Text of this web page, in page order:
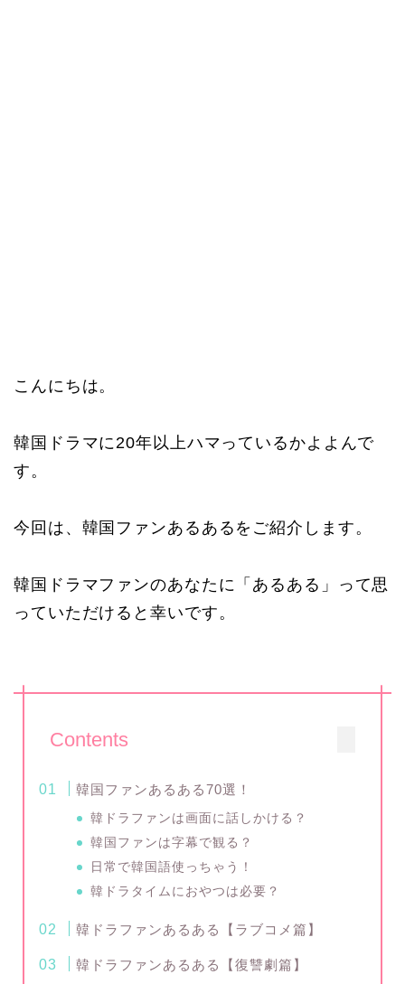
こんにちは。
韓国ドラマに20年以上ハマっているかよよんで
す。
今回は、韓国ファンあるあるをご紹介します。
韓国ドラマファンのあなたに「あるある」って思
っていただけると幸いです。
Contents
韓国ファンあるある70選！
韓ドラファンは画面に話しかける？
韓国ファンは字幕で観る？
日常で韓国語使っちゃう！
韓ドラタイムにおやつは必要？
韓ドラファンあるある【ラブコメ篇】
韓ドラファンあるある【復讐劇篇】